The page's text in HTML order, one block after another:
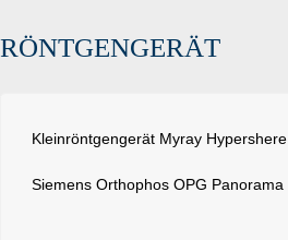
RÖNTGENGERÄT
Kleinröntgengerät Myray Hypershere
Siemens Orthophos OPG Panorama